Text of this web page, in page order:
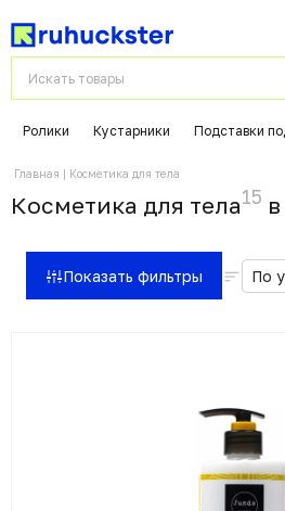
Ролики Кустарники Подставки
Главная Косметика для тела
Косметика для тела15
Показать фильтры